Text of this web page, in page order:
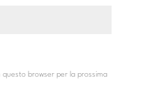
questo browser per la prossima